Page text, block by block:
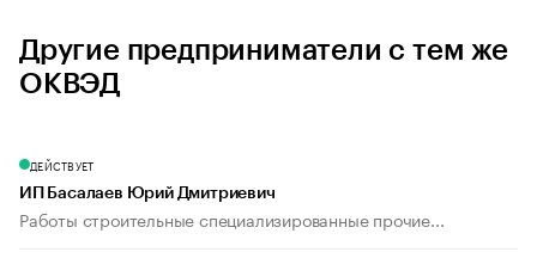
Другие предприниматели с тем же
ОКВЭД
ДЕЙСТВУЕТ
ИП Басалаев Юрий Дмитриевич
Работы строительные специализированные прочие...